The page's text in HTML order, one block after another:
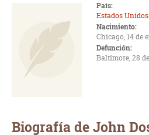
País:
Estados Unidos
Nacimiento:
Chicago, 14 de
Defunción:
Baltimore, 28
Biografía de John